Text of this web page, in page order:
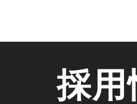
採用